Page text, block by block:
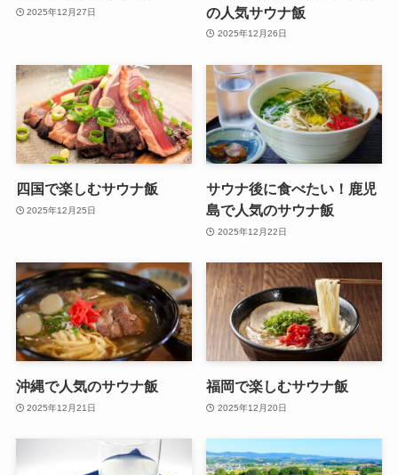
2025年12月27日
の人気サウナ飯
2025年12月26日
四国で楽しむサウナ飯
2025年12月25日
サウナ後に食べたい！鹿児
島で人気のサウナ飯
2025年12月22日
沖縄で人気のサウナ飯
2025年12月21日
福岡で楽しむサウナ飯
2025年12月20日